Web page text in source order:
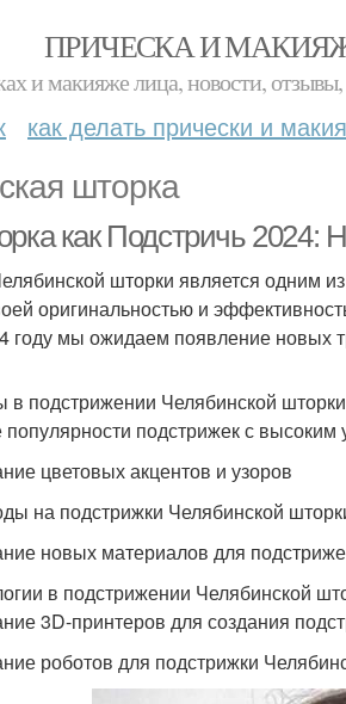
ПРИЧЕСКА И
и макияже лица, новости,
как делать прически и
шторка
как Подстричь 2024:
шторки является одним
оригинальностью и
году мы ожидаем появление новых
подстрижении Челябинской шторки
популярности подстрижек с
цветовых акцентов и узоров
на подстрижки Челябинской
новых материалов для
в подстрижении Челябинской
3D-принтеров для создания
роботов для подстрижки